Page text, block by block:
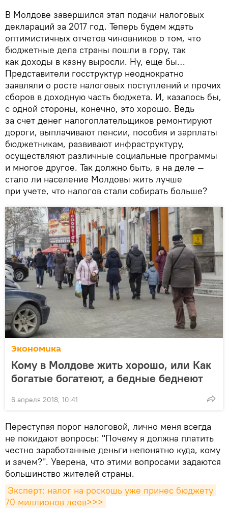
В Молдове завершился этап подачи налоговых
деклараций за 2017 год. Теперь будем ждать
оптимистичных отчетов чиновников о том, что
бюджетные дела страны пошли в гору, так
как доходы в казну выросли. Ну, еще бы…
Представители госструктур неоднократно
заявляли о росте налоговых поступлений и прочих
сборов в доходную часть бюджета. И, казалось бы,
с одной стороны, конечно, это хорошо. Ведь
за счет денег налогоплательщиков ремонтируют
дороги, выплачивают пенсии, пособия и зарплаты
бюджетникам, развивают инфраструктуру,
осуществляют различные социальные программы
и многое другое. Так должно быть, а на деле —
стало ли население Молдовы жить лучше
при учете, что налогов стали собирать больше?
Экономика
Кому в Молдове жить хорошо, или Как
богатые богатеют, а бедные беднеют
6 апреля 2018, 10:41
Переступая порог налоговой, лично меня всегда
не покидают вопросы: "Почему я должна платить
честно заработанные деньги непонятно куда, кому
и зачем?". Уверена, что этими вопросами задаются
большинство жителей страны.
Эксперт: налог на роскошь уже принес бюджету
70 миллионов леев>>>